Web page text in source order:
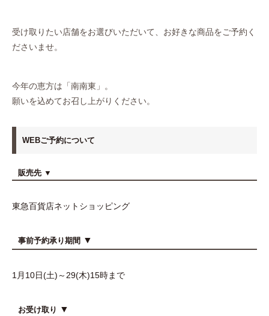
受け取りたい店舗をお選びいただいて、お好きな商品をご予約く
ださいませ。
今年の恵方は「南南東」。
願いを込めてお召し上がりください。
WEBご予約について
販売先 ▼
東急百貨店ネットショッピング
事前予約承り期間 ▼
1月10日(土)～29(木)15時まで
お受け取り ▼